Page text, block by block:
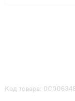
Код товара: